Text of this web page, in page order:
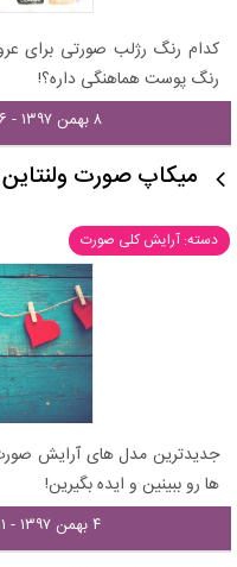
کدام رنگ رژلب صورتی برای
رنگ پوست هماهنگی داره؟!
۸ بهمن ۱۳۹۷ - ۱۱:۴۶
دسته: آرایش کلی صورت
جدیدترین مدل های آرایش صورت
ها رو ببینین و ایده بگیرین!
۴ بهمن ۱۳۹۷ - ۱۴:۱۱